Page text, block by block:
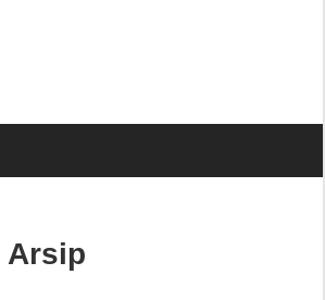
Arsip